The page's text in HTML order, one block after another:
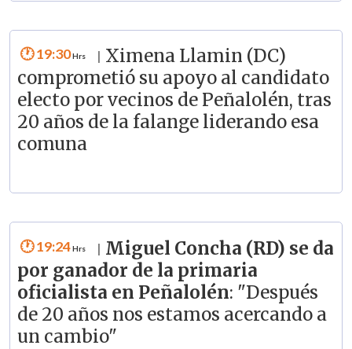
19:30
Ximena Llamin (DC)
comprometió su apoyo al candidato
electo por vecinos de Peñalolén, tras
20 años de la falange liderando esa
comuna
19:24
Miguel Concha (RD) se da
por ganador de la primaria
oficialista en Peñalolén: "Después
de 20 años nos estamos acercando a
un cambio"